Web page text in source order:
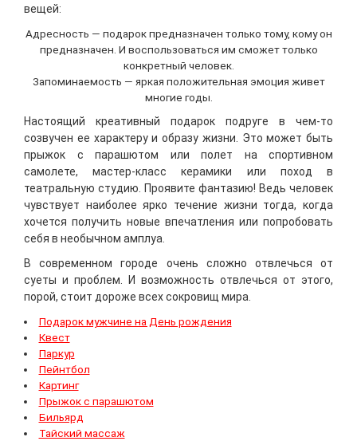
вещей:
Адресность — подарок предназначен только тому, кому он
предназначен. И воспользоваться им сможет только
конкретный человек.
Запоминаемость — яркая положительная эмоция живет
многие годы.
Настоящий креативный подарок подруге в чем-то
созвучен ее характеру и образу жизни. Это может быть
прыжок с парашютом или полет на спортивном
самолете, мастер-класс керамики или поход в
театральную студию. Проявите фантазию! Ведь человек
чувствует наиболее ярко течение жизни тогда, когда
хочется получить новые впечатления или попробовать
себя в необычном амплуа.
В современном городе очень сложно отвлечься от
суеты и проблем. И возможность отвлечься от этого,
порой, стоит дороже всех сокровищ мира.
Подарок мужчине на День рождения
Квест
Паркур
Пейнтбол
Картинг
Прыжок с парашютом
Бильярд
Тайский массаж